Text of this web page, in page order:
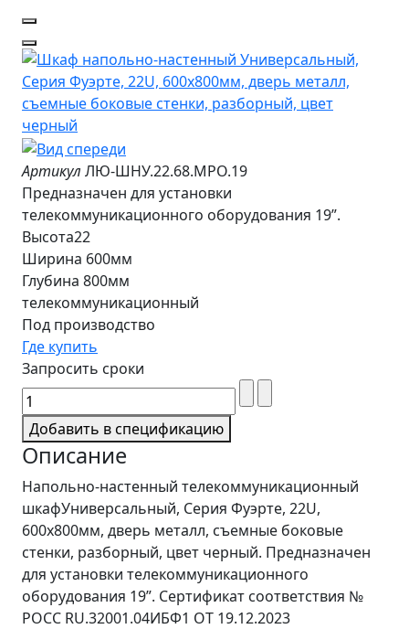
Артикул ЛЮ-ШНУ.22.68.МРО.19
Предназначен для установки
телекоммуникационного оборудования 19”.
Высота22
Ширина 600мм
Глубина 800мм
телекоммуникационный
Под производство
Где купить
Запросить сроки
Добавить в спецификацию
Описание
Напольно-настенный телекоммуникационный
шкафУниверсальный, Серия Фуэрте, 22U,
600х800мм, дверь металл, съемные боковые
стенки, разборный, цвет черный. Предназначен
для установки телекоммуникационного
оборудования 19”. Сертификат соответствия №
РОСС RU.32001.04ИБФ1 ОТ 19.12.2023